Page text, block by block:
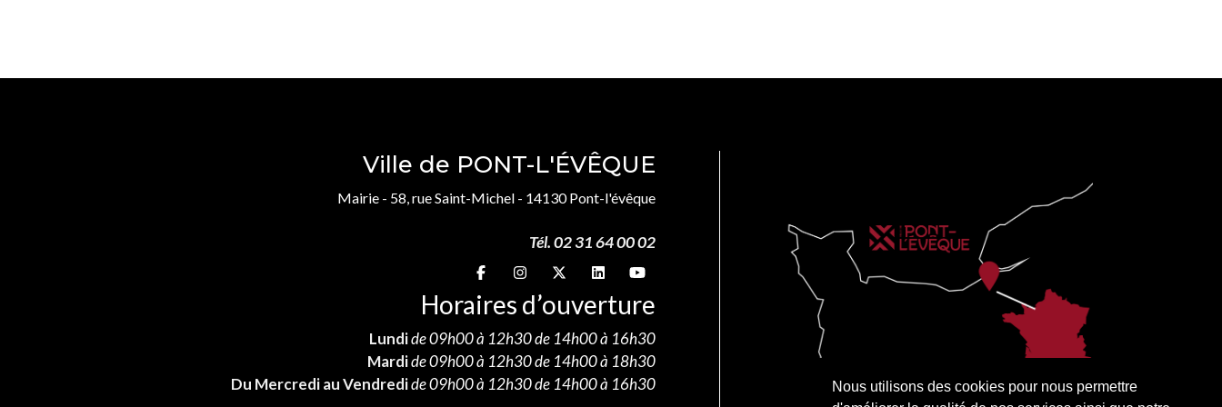
Nous utilisons des cookies pour nous permettre
Ville de PONT-L'ÉVÊQUE
Mairie - 58, rue Saint-Michel - 14130 Pont-l'évêque
Tél. 02 31 64 00 02
Suivez-nous sur
Suivez-nous sur
Suivez-nous sur
Suivez-nous sur
Suivez-nous sur
Horaires d’ouverture
Lundide 09h00 à 12h30 de 14h00 à 16h30
Mardide 09h00 à 12h30 de 14h00 à 18h30
Du Mercredi au Vendredide 09h00 à 12h30 de 14h00 à 16h30